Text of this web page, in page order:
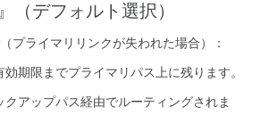
（デフォルト選択）
（プライマリリンクが失われた場合）：
期限までプライマリパス上に残ります。
クアップパス経由でルーティングされま